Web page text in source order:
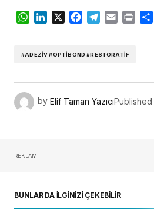
WhatsApp
LinkedIn
X Facebook
Telegram
Email Print
#ADEZIV #OPTIBOND #RESTORATIF
by Elif Taman YazıcıPublished
REKLAM
BUNLAR DA İLGİNİZİ ÇEKEBİLİR